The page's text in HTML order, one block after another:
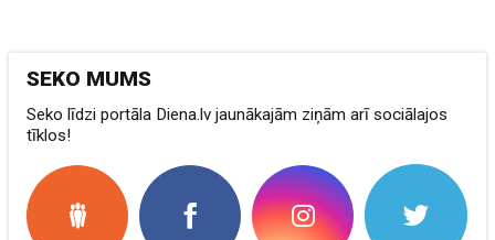
SEKO MUMS
Seko līdzi portāla Diena.lv jaunākajām ziņām arī sociālajos
tīklos!